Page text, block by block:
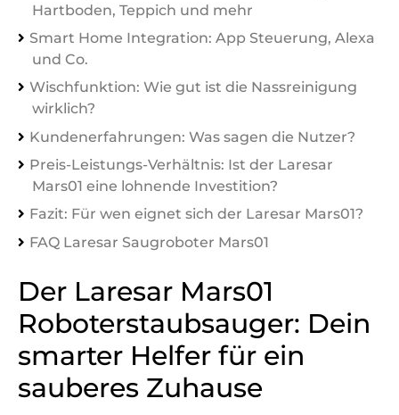
Hartboden, Teppich und mehr
Smart Home Integration: App Steuerung, Alexa
und Co.
Wischfunktion: Wie gut ist die Nassreinigung
wirklich?
Kundenerfahrungen: Was sagen die Nutzer?
Preis-Leistungs-Verhältnis: Ist der Laresar
Mars01 eine lohnende Investition?
Fazit: Für wen eignet sich der Laresar Mars01?
FAQ Laresar Saugroboter Mars01
Der Laresar Mars01
Roboterstaubsauger: Dein
smarter Helfer für ein
sauberes Zuhause